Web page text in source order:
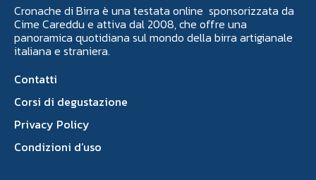
Cronache di Birra è una testata online sponsorizzata da
Cime Careddu e attiva dal 2008, che offre una
panoramica quotidiana sul mondo della birra artigianale
italiana e straniera.
Contatti
Corsi di degustazione
Privacy Policy
Condizioni d’uso